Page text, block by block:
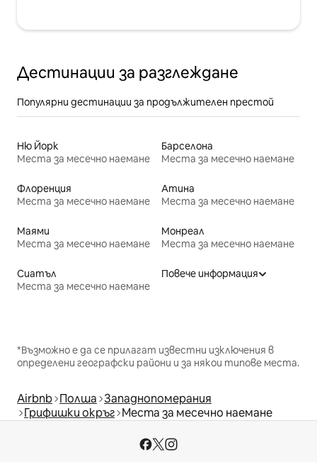
Дестинации за разглеждане
Популярни дестинации за продължителен престой
Ню Йорк
Места за месечно наемане
Барселона
Места за месечно наемане
Флоренция
Места за месечно наемане
Атина
Места за месечно наемане
Маями
Места за месечно наемане
Монреал
Места за месечно наемане
Сиатъл
Места за месечно наемане
Повече информация
*Възможно е да се прилагат известни изключения в
определени географски райони и за някои типове места.
Airbnb Полша Западнопомерания
Грифишки окръг Места за месечно наемане